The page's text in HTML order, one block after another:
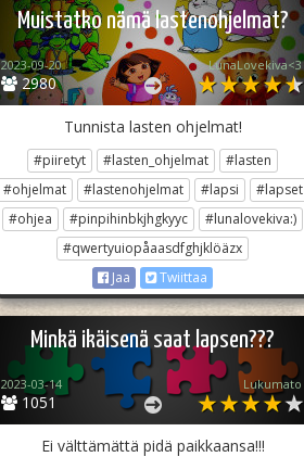
Muistatko nämä lastenohjelmat?
2980
2023-09-20 LunaLovekiva<3
Tunnista lasten ohjelmat!
#piiretyt #lasten_ohjelmat
#lasten
#ohjelmat
#lastenohjelmat #lapsi
#lapset
#ohjea
#pinpihinbkjhgkyyc
#lunalovekiva:)
#qwertyuiopåaasdfghjklöäzx
Jaa
Twiittaa
Minkä ikäisenä saat lapsen???
1051
2023-03-14 Lukumato
Ei välttämättä pidä paikkaansa!!!